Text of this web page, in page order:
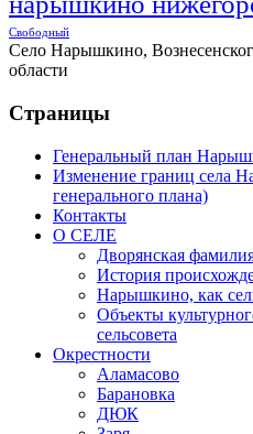
Свободный
Село Нарышкино,
области
Страницы
Генеральный план
Изменение границ села
генерального плана)
Контакты
О СЕЛЕ
Дворянская
История
Нарышкино, как
Объекты
сельсовета
Окрестности
Аламасово
Барановка
ДЮК